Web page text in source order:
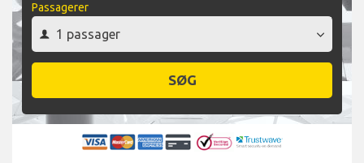
Passagerer
SØG